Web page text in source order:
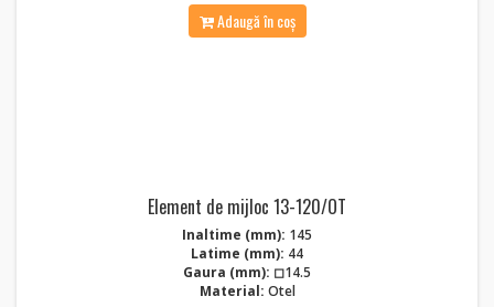
Adaugă în coș
Element de mijloc 13-120/OT
Inaltime (mm): 145
Latime (mm): 44
Gaura (mm): ◻14.5
Material: Otel